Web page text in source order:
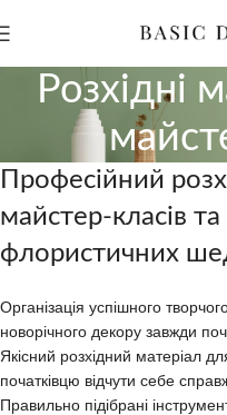
Розхідні
Професійний
майстер-класів
флористичних
Організація успішного
новорічного декору завжди
Якісний розхідний матеріал
початківцю відчути себе
Правильно підібрані